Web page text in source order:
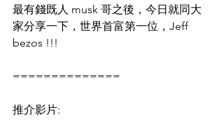
最有錢既人 musk 哥之後，今日就同大
家分享一下，世界首富第一位，Jeff
bezos !!!
==============
推介影片: